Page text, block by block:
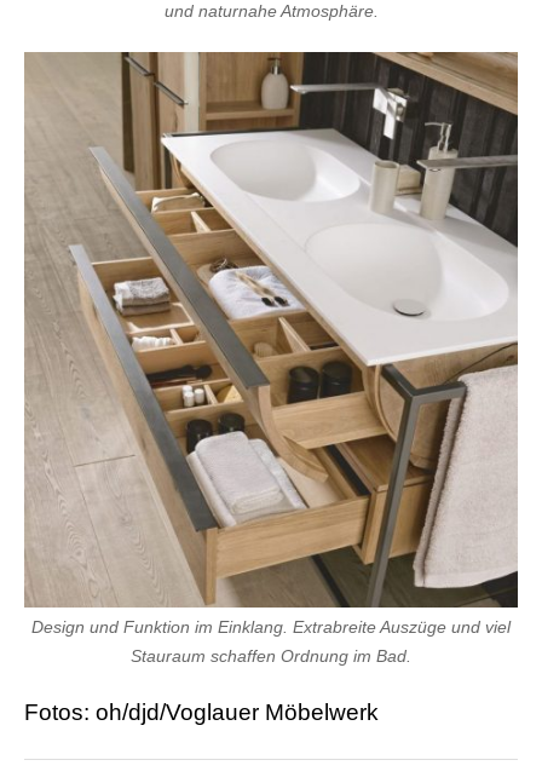
und naturnahe Atmosphäre.
Design und Funktion im Einklang. Extrabreite Auszüge und viel
Stauraum schaffen Ordnung im Bad.
Fotos: oh/djd/Voglauer Möbelwerk